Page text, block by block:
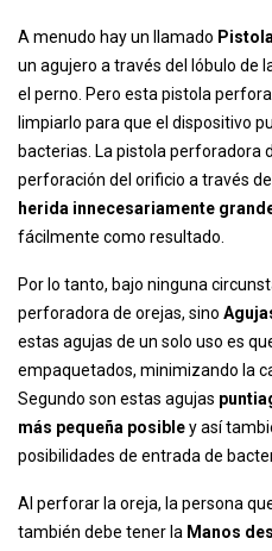
A menudo hay un llamado
un agujero a través del lóbulo de
el perno. Pero esta pistola
limpiarlo para que el dispositivo
bacterias. La pistola perforadora
perforación del orificio a través
herida innecesariamente
fácilmente como resultado.
Por lo tanto, bajo ninguna
perforadora de orejas, sino
estas agujas de un solo uso es
empaquetados, minimizando la
Segundo son estas agujas
más pequeña posibley así
posibilidades de entrada de
Al perforar la oreja, la persona
también debe tener la Manos